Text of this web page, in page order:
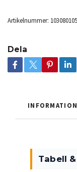
Artikelnummer:
Dela
INFORMATION
Tabell